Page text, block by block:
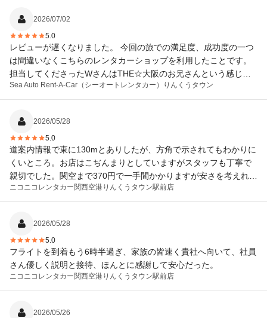
2026/07/02
5.0
レビューが遅くなりました。 今回の旅での満足度、成功度の一つ
は間違いなくこちらのレンタカーショップを利用したことです。
担当してくださったWさんはTHE☆大阪のお兄さんという感じの
方で頼りがいもあり、とても親切で安心できました。 日本語が出
来ない外国人の夫にも優しくして下さり、夫を含め関西が更に大
タカーショップです。 改めまして、担当してくださったWさん。
本当にありがとうございました。 次回また関西へ行くことがあれ
ばレンタカーはWさん1択です！ 韓国からWさんに会いにまた行く
でぇ～ｗ
Sea Auto Rent-A-Car（シーオートレンタカー） りんくうタウン
2026/05/28
5.0
道案内情報で東に130mとありしたが、方角で示されてもわかりに
くいところ。お店はこぢんまりとしていますがスタッフも丁寧で
親切でした。関空まで370円で一手間かかりますが安さを考えれ
ば、こういうお店の存在も助かります。車は新しいセレナでし
た。ボタンや装備が新すぎて迷いましたが面白かったです。綺麗
ニコニコレンタカー関西空港りんくうタウン駅前店
2026/05/28
5.0
フライトを到着もう6時半過ぎ、家族の皆速く貴社へ向いて、社員
さん優しく説明と接待、ほんとに感謝して安心だった。
ニコニコレンタカー関西空港りんくうタウン駅前店
2026/05/26